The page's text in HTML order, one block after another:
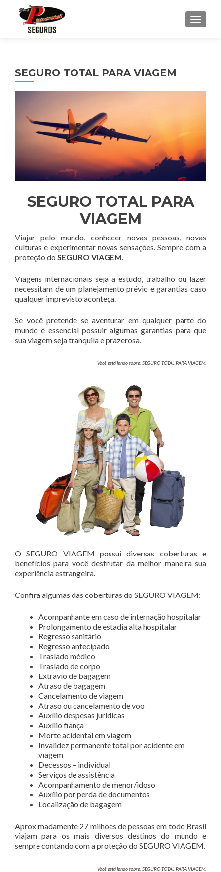
SEGURO TOTAL PARA VIAGEM
SEGURO TOTAL PARA
VIAGEM
Viajar pelo mundo, conhecer novas pessoas, novas
culturas e experimentar novas sensações. Sempre com a
proteção do SEGURO VIAGEM
Viagens internacionais seja a estudo, trabalho ou lazer
necessitam de um planejamento prévio e garantias caso
qualquer imprevisto aconteça.
Se você pretende se aventurar em qualquer parte do
mundo é essencial possuir algumas garantias para que
sua viagem seja tranquila e prazerosa.
Você está lendo sobre: SEGURO TOTAL PARA VIAGEM.
O SEGURO VIAGEM possui diversas coberturas e
benefícios para você desfrutar da melhor maneira sua
experiência estrangeira.
Confira algumas das coberturas do SEGURO VIAGEM:
Acompanhante em caso de internação hospitalar
Prolongamento de estadia alta hospitalar
Regresso sanitário
Regresso antecipado
Traslado médico
Traslado de corpo
Extravio de bagagem
Atraso de bagagem
Cancelamento de viagem
Atraso ou cancelamento de voo
Auxílio despesas jurídicas
Auxílio fiança
Morte acidental em viagem
Invalidez permanente total por acidente em
viagem
Decessos – individual
Serviços de assistência
Acompanhamento de menor/idoso
Auxílio por perda de documentos
Localização de bagagem
Aproximadamente 27 milhões de pessoas em todo Brasil
viajam para os mais diversos destinos do mundo e
sempre contando com a proteção do SEGURO VIAGEM.
Você está lendo sobre: SEGURO TOTAL PARA VIAGEM.